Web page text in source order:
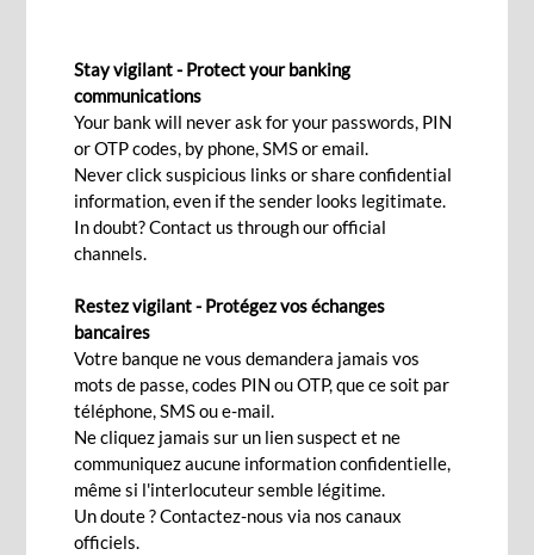
Nous contacter
Une offre Forex complète
Grâce à notre expertise, à notre présence dans
plus de 30 pays et à notre réseau international de
banques correspondantes, nous servons les
gouvernements, les grandes entreprises et les
institutions financières en leur proposant nos
services bancaires complet ainsi que des produits
et investissements qui répondent à leurs besoins.
Notre offre
Stay vigilant - Protect your banking
communications
Your bank will never ask for your passwords, PIN
or OTP codes, by phone, SMS or email.
Never click suspicious links or share confidential
information, even if the sender looks legitimate.
In doubt? Contact us through our official
channels.
Restez vigilant - Protégez vos échanges
bancaires
Votre banque ne vous demandera jamais vos
mots de passe, codes PIN ou OTP, que ce soit par
téléphone, SMS ou e-mail.
Ne cliquez jamais sur un lien suspect et ne
communiquez aucune information confidentielle,
même si l'interlocuteur semble légitime.
Un doute ? Contactez-nous via nos canaux
officiels.